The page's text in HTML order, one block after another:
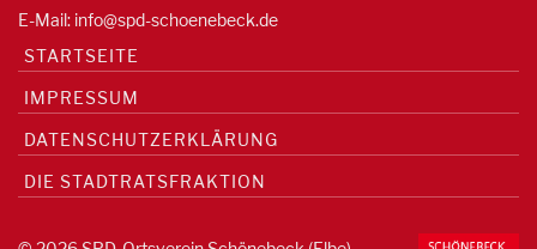
E-Mail: info@spd-schoenebeck.de
STARTSEITE
IMPRESSUM
DATENSCHUTZERKLÄRUNG
DIE STADTRATSFRAKTION